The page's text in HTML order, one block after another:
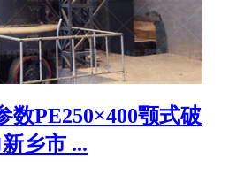
数PE250×400颚式破
乡市 ...